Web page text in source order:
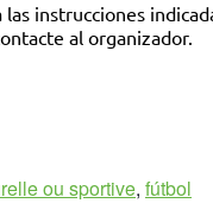
las instrucciones
al organizador.
ou sportive, fútbol